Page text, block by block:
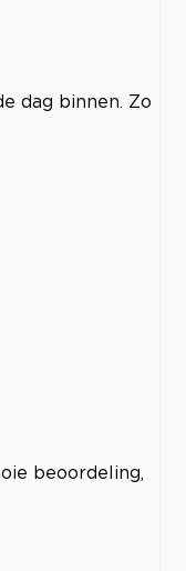
dag binnen. Zo
beoordeling,